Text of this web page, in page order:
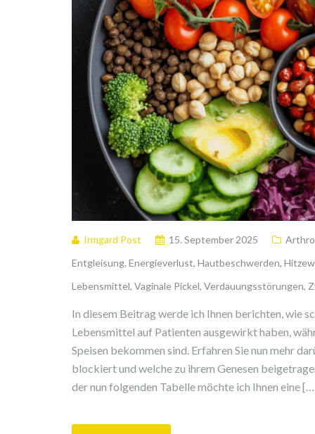
Irmgard Post 15. September 2025
Entgleisung, Energieverlust, Hautbeschwerden,
Lebensmittel, Vaginale Pickel, Verdauungsstörungen,
In diesem Beitrag werde ich Ihnen berichten, wie
Lebensmittel auf Patienten ausgewirkt haben,
Speisen bekommen sind. Erfahren Sie nun mehr
blockiert und welche zu ihrem Genesen
der nun folgenden Tabelle möchte ich Ihnen eine